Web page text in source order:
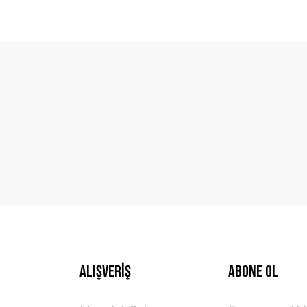
Alışveriş ABONE OL